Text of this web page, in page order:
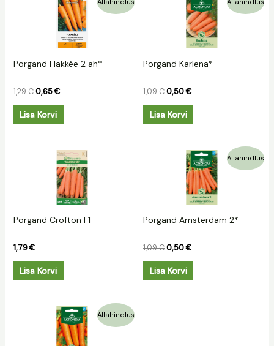
Porgand Flakkée 2 ah*
1,29€ 0,65€
hind
on:
0,65 €.
Lisa Korvi
Porgand Karlena*
1,09€
1,09 €.
0,50€
hind
on:
0,50 €.
Lisa Korvi
Porgand Crofton F1
1,79€
Lisa Korvi
Allahindlus
Porgand Amsterdam 2*
1,09€
Algne
1,09 €.
0,50€
Praegune
hind
on:
0,50 €.
Lisa Korvi
Allahindlus
Praegune
hind
on:
0,59 €.